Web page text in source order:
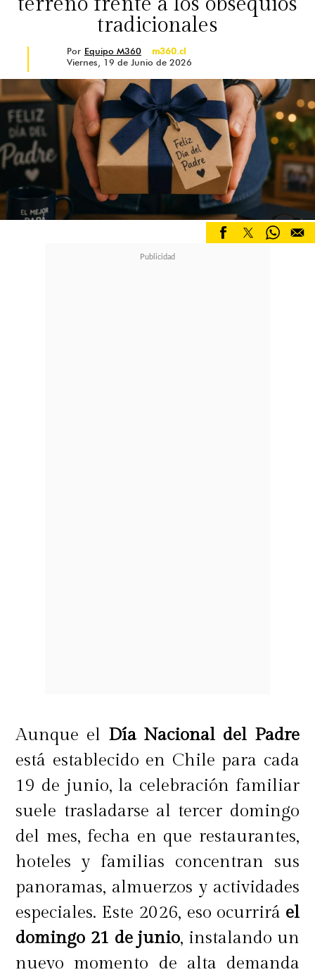
tradicionales
Por Equipo M360
m360.cl
Viernes, 19 de Junio de 2026
Aunque el Día Nacional del Padre
está establecido en Chile para cada
19 de junio, la celebración familiar
suele trasladarse al tercer domingo
del mes, fecha en que restaurantes,
hoteles y familias concentran sus
panoramas, almuerzos y actividades
especiales. Este 2026, eso ocurrirá el
domingo 21 de junio, instalando un
nuevo momento de alta demanda